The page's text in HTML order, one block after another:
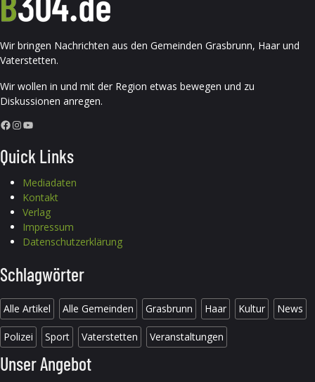
Wir bringen Nachrichten aus den Gemeinden Grasbrunn, Haar und
Vaterstetten.
Wir wollen in und mit der Region etwas bewegen und zu
Diskussionen anregen.
Facebook InstagramYouTube
Quick Links
Mediadaten
Kontakt
Verlag
Impressum
Datenschutzerklärung
Schlagwörter
Alle Artikel Alle Gemeinden Grasbrunn Haar Kultur News
Polizei Sport Vaterstetten Veranstaltungen
Unser Angebot